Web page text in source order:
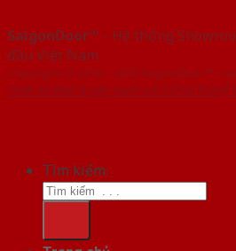
SaigonDoor™ - Hệ thống
đầu Việt Nam
Copyright ⓒ 2016 – 2026 SaigonDoor™ -
Thiết kế Web & Vận hành bởi CÔNG NGHỆ
Tìm kiếm: